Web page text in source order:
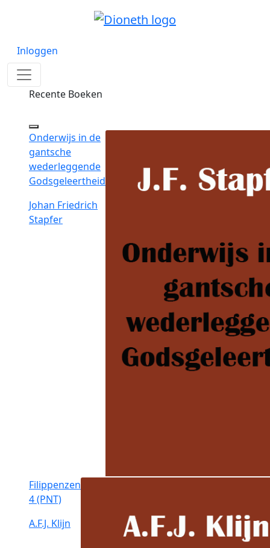
Inloggen
Recente Boeken
Onderwijs in de
gantsche
wederleggende
Godsgeleertheid
Johan Friedrich
Stapfer
Filippenzen
4 (PNT)
A.F.J. Klijn